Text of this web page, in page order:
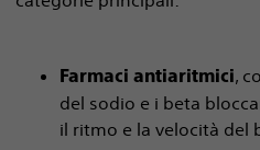
Farmaci antiaritmici,
del sodio e i beta
il ritmo e la velocità del